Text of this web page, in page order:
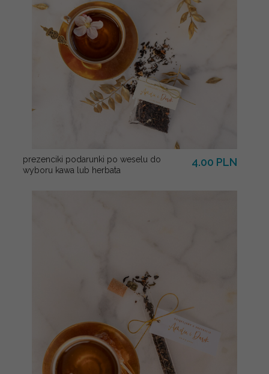
prezenciki podarunki po weselu do
wyboru kawa lub herbata
4.00 PLN